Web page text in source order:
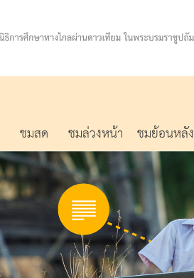
ชมสด ชมล่วงหน้า ชมย้อนหลัง